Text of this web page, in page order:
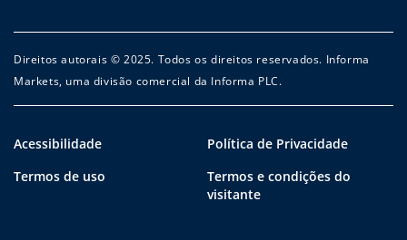
Direitos autorais © 2025. Todos os direitos reservados. Informa
Markets, uma divisão comercial da Informa PLC.
Acessibilidade
Política de Privacidade
Termos de uso
Termos e condições do
visitante